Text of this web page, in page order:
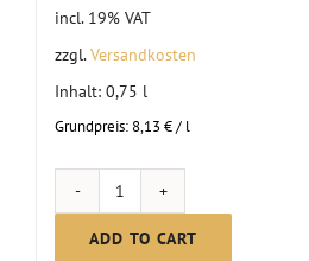
incl. 19% VAT
zzgl.Versandkosten
Inhalt: 0,75 l
Grundpreis: 8,13 €/ l
Organic
Non-
ADD TO CART